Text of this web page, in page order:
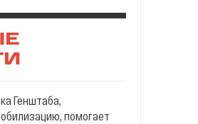
Генштаба,
помогает